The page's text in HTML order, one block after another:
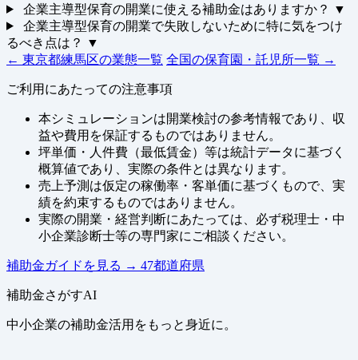
企業主導型保育の開業に使える補助金はありますか？
▼
企業主導型保育の開業で失敗しないために特に気をつけ
るべき点は？
▼
← 東京都練馬区の業態一覧 全国の保育園・託児所一覧 →
ご利用にあたっての注意事項
本シミュレーションは開業検討の参考情報であり、収
益や費用を保証するものではありません。
坪単価・人件費（最低賃金）等は統計データに基づく
概算値であり、実際の条件とは異なります。
売上予測は仮定の稼働率・客単価に基づくもので、実
績を約束するものではありません。
実際の開業・経営判断にあたっては、必ず税理士・中
小企業診断士等の専門家にご相談ください。
補助金ガイドを見る → 47都道府県
補助金さがすAI
中小企業の補助金活用をもっと身近に。